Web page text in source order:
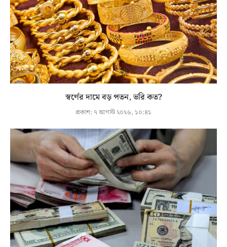
স্বর্ণের দামে বড় পতন, ভরি কত?
প্রকাশ: ৭ আগস্ট ২০২৬, ১০:৪১